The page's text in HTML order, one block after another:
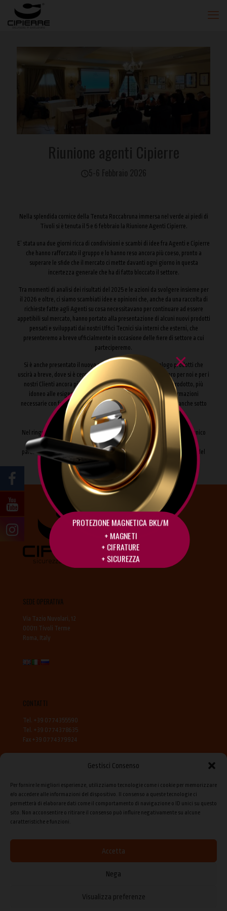
Gestisci Consenso
Per fornire le migliori esperienze, utilizziamo tecnologie come i cookie per memorizzare
e/o accedere alle informazioni del dispositivo. Il consenso a queste tecnologie ci
permetterà di elaborare dati come il comportamento di navigazione o ID unici su questo
sito. Non acconsentire o ritirare il consenso può influire negativamente su alcune
caratteristiche e funzioni.
Accetta
Nega
Visualizza preferenze
Nella splendida cornice della Tenuta Roccabruna immersa nel verde ai piedi di
Tivoli si è tenuta il 5 e 6 febbraio la Riunione Agenti Cipierre.
E’ stata una due giorni ricca di condivisioni e scambi di idee fra Agenti e Cipierre
che hanno rafforzato il gruppo e lo hanno reso ancora più coeso, pronto a
superare le sfide che il mercato ci mette davanti ogni giorno in questa
incertezza generale che ha di fatto bloccato il settore.
Tra momenti di analisi dei risultati del 2025 e le azioni da svolgere insieme per
il 2026 e oltre, ci siamo scambiati idee e opinioni che, anche da una raccolta di
richieste fatte agli Agenti su cosa necessitavano per continuare ad essere
appetibili sul mercato, hanno portato alla presentazione di alcuni nuovi prodotti
pensati e sviluppati dai nostri Uffici Tecnici sia interni che esterni, che
presenteremo a breve ufficialmente in occasione delle fiere di settore a cui
parteciperemo.
Si è anche presentato il nuovo supporto cartaceo del catalogo prodotti che
uscirà a breve, dove si è cercato di creare uno strumento di lavoro per noi e per i
nostri Clienti ancora più fruibile e immediato nella ricerca del prodotto, più
idoneo alle esigenze di chi lo utilizza e mette in risalto le informazioni
necessarie con foto e caratteristiche molto precise e accattivanti anche sotto
l’aspetto grafico.
Nel ringraziare tutti i partecipanti che hanno con la loro presenza reso unico
questo evento diamo appuntamento alle varie fiere di settore a cui
parteciperemo a cominciare dal SICUR a Madrid, e alla prossima riunione del
SEDE OPERATIVA
Via Tazio Nuvolari, 12
00011 Tivoli Terme
Roma, Italy
CONTATTI
Tel. +39 0774355590
Tel. +39 0774378635
Fax +39 0774379924
CONDIZIONI GENERALI DI VENDITA
Dichiarazione sulla Privacy- Designed by
×
PROTEZIONE MAGNETICA BKL/M
+ MAGNETI
+ CIFRATURE
+ SICUREZZA